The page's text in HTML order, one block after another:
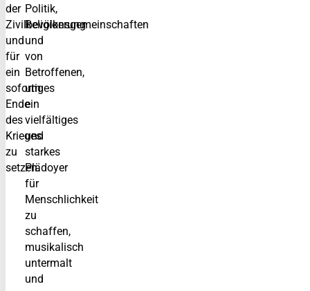
der
Zivilbevölkerung
und
für
ein
sofortiges
Ende
des
Krieges
zu
setzen.
Politik,
Religionsgemeinschaften
und
von
Betroffenen,
um
ein
vielfältiges
und
starkes
Plädoyer
für
Menschlichkeit
zu
schaffen,
musikalisch
untermalt
und